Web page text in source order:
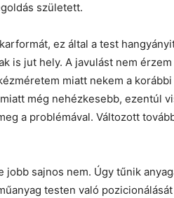
született.
ez által a test
is jut hely. A javulást nem
miatt nekem a
még nehézkesebb, ezentúl
a problémával. Változott
jobb sajnos nem. Úgy tűnik
testen való